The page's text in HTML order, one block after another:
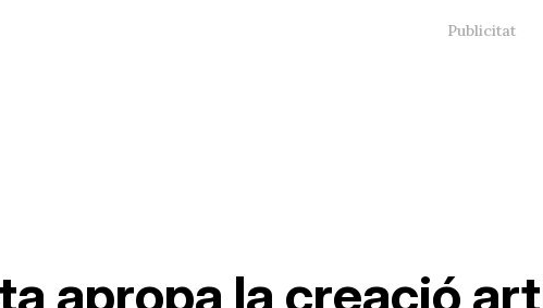
apropa la creació